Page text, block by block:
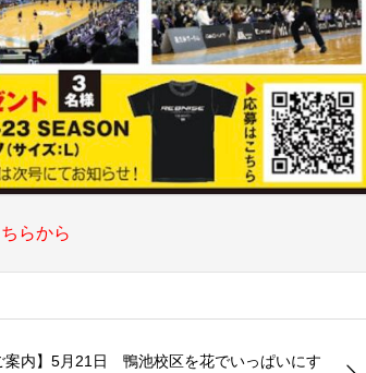
らから
案内】5月21日 鴨池校区を花でいっぱいにす